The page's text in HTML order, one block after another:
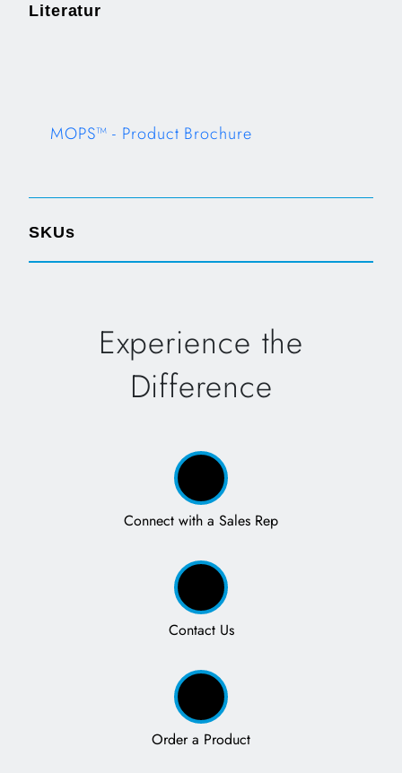
Literatur
MOPS™ - Product Brochure
SKUs
Experience the
Difference
Connect with a Sales Rep
Contact Us
Order a Product